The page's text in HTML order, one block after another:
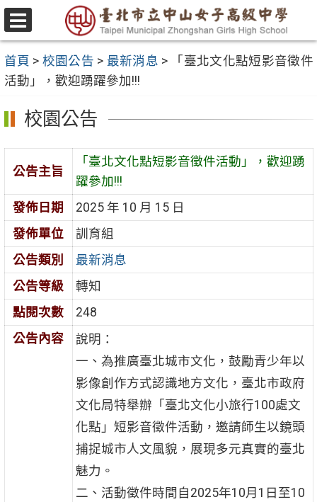
跳
至
要
內
容
區
選
單
首頁 > 校園公告 > 最新消息 >
「臺北文化點短影音徵件
活動」，歡迎踴躍參加!!!
校園公告
公告主旨
「臺北文化點短影音徵件活動」，歡迎踴
躍參加!!!
發佈日期
2025 年 10 月 15 日
發佈單位
訓育組
公告類別
最新消息
公告等級
轉知
點閱次數
248
公告內容
說明：
一、為推廣臺北城市文化，鼓勵青少年以
影像創作方式認識地方文化，臺北市政府
文化局特舉辦「臺北文化小旅行100處文
化點」短影音徵件活動，邀請師生以鏡頭
捕捉城市人文風貌，展現多元真實的臺北
魅力。
二、活動徵件時間自2025年10月1日至10